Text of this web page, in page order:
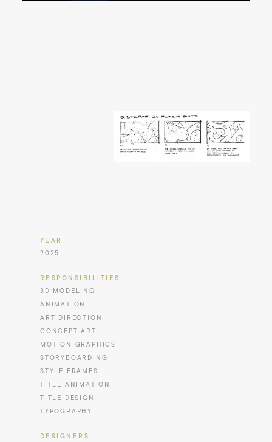
YEAR
2025
RESPONSIBILITIES
3D MODELING
ANIMATION
ART DIRECTION
CONCEPT ART
MOTION GRAPHICS
STORYBOARDING
STYLE FRAMES
TITLE ANIMATION
TITLE DESIGN
TYPOGRAPHY
DESIGNERS